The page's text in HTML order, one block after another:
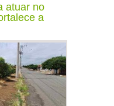
atuar no
a